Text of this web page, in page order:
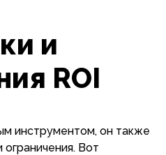
и
ROI
инструментом, он также
Вот